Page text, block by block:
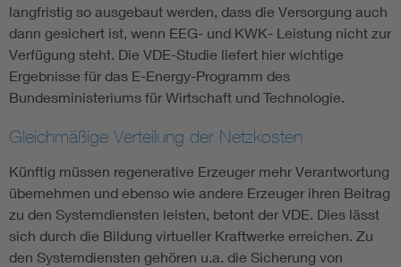
langfristig so ausgebaut werden, dass die Versorgung auch
dann gesichert ist, wenn EEG- und KWK- Leistung nicht zur
Verfügung steht. Die VDE-Studie liefert hier wichtige
Ergebnisse für das E-Energy-Programm des
Bundesministeriums für Wirtschaft und Technologie.
Gleichmäßige Verteilung der Netzkosten
Künftig müssen regenerative Erzeuger mehr Verantwortung
übernehmen und ebenso wie andere Erzeuger ihren Beitrag
zu den Systemdiensten leisten, betont der VDE. Dies lässt
sich durch die Bildung virtueller Kraftwerke erreichen. Zu
den Systemdiensten gehören u.a. die Sicherung von